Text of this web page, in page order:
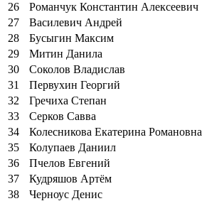
26
Романчук Константин Алексеевич
27
Василевич Андрей
28
Бусыгин Максим
29
Митин Данила
30
Соколов Владислав
31
Первухин Георгий
32
Гречиха Степан
33
Серков Савва
34
Колесникова Екатерина Романовна
35
Колупаев Даниил
36
Пчелов Евгений
37
Кудряшов Артём
38
Черноус Денис